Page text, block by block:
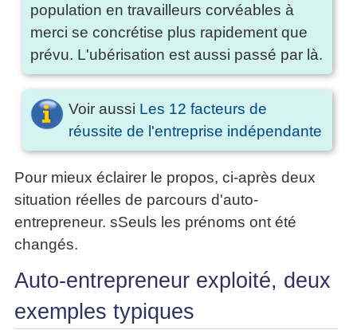
population en travailleurs corvéables à
merci se concrétise plus rapidement que
prévu. L'ubérisation est aussi passé par là.
Voir aussi Les 12 facteurs de
réussite de l'entreprise indépendante
Pour mieux éclairer le propos, ci-après deux
situation réelles de parcours d'auto-
entrepreneur. sSeuls les prénoms ont été
changés.
Auto-entrepreneur exploité, deux
exemples typiques